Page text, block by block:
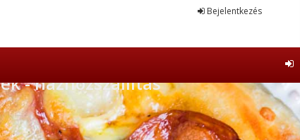
Bejelentkezés
- házhozszállítás